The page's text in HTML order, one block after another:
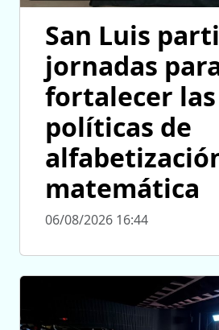
San Luis
jornadas
fortalecer las
políticas de
matemática
06/08/2026 16:44